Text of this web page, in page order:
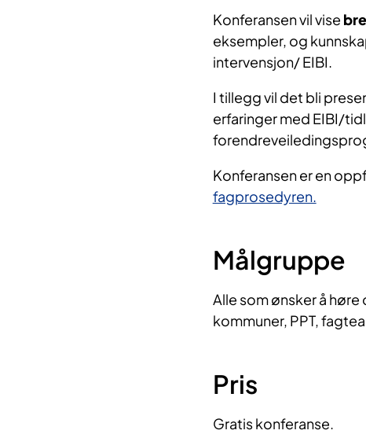
Konferansen vil vise
eksempler, og
intervensjon/ EIBI.
I tillegg vil det bli
erfaringer med EIBI/
Konferansen er en
fagprosedyren.
Målgruppe
Alle som ønsker å
kommuner, PPT,
Pris
Gratis konferanse.